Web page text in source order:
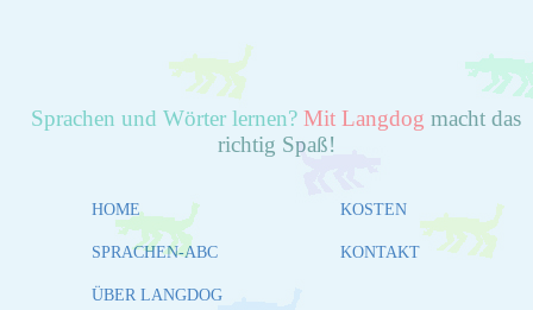
Sprachen und Wörter lernen? Mit Langdog macht das
richtig Spaß!
HOME
SPRACHEN-ABC
ÜBER LANGDOG
KOSTEN
KONTAKT